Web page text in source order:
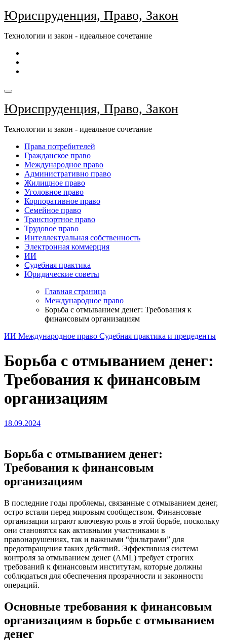
Перейти
к
Юриспруденция, Право, Закон
Технологии и закон - идеальное сочетание
Юриспруденция, Право, Закон
Технологии и закон - идеальное сочетание
Права потребителей
Гражданское право
Международное право
Административно право
Жилищное право
Уголовное право
Корпоративное право
Семейное право
Транспортное право
Трудовое право
Интеллектуальная собственность
Электронная коммерция
ИИ
Судебная практика
Юридические советы
Главная страница
Международное право
Борьба с отмыванием денег: Требования к
финансовым организациям
ИИ Международное право Судебная практика и прецеденты
Борьба с отмыванием денег:
Требования к финансовым
организациям
18.09.2024
Борьба с отмыванием денег:
Требования к финансовым
организациям
В последние годы проблемы, связанные с отмыванием денег,
остро встали перед мировым сообществом. Финансовые
организации играют ключевую роль в этой борьбе, поскольку
они становятся как активными участниками в
правонарушениях, так и важными “фильтрами” для
предотвращения таких действий. Эффективная система
контроля за отмыванием денег (AML) требует строгих
требований к финансовым институтам, которые должны
соблюдаться для обеспечения прозрачности и законности
операций.
Основные требования к финансовым
организациям в борьбе с отмыванием
денег